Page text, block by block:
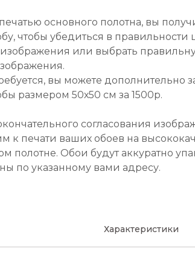
основного полотна, вы
чтобы убедиться в правильности
изображения или выбрать
вы можете дополнительно
размером 50х50 см за 1500р.
согласования
к печати ваших обоев на
полотне. Обои будут аккуратно
по указанному вами адресу.
Характеристики